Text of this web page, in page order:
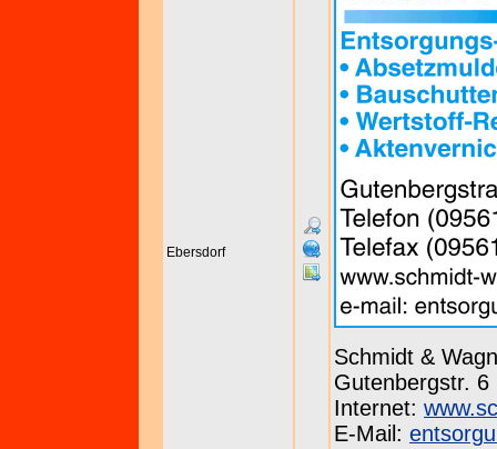
Ebersdorf
Schmidt &
Gutenbergstr. 6
Internet:
E-Mail: